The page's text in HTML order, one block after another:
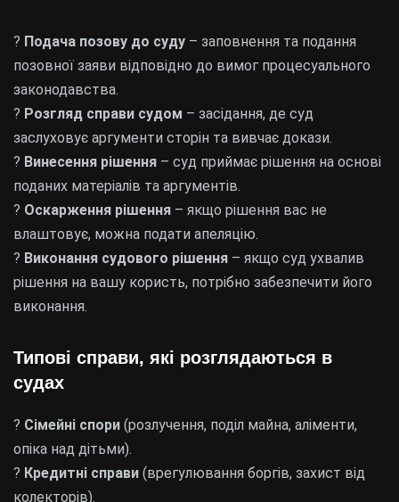
? Подача позову до суду – заповнення та подання
позовної заяви відповідно до вимог процесуального
законодавства.
? Розгляд справи судом – засідання, де суд
заслуховує аргументи сторін та вивчає докази.
? Винесення рішення – суд приймає рішення на основі
поданих матеріалів та аргументів.
? Оскарження рішення – якщо рішення вас не
влаштовує, можна подати апеляцію.
? Виконання судового рішення – якщо суд ухвалив
рішення на вашу користь, потрібно забезпечити його
виконання.
Типові справи, які розглядаються в
судах
? Сімейні спори (розлучення, поділ майна, аліменти,
опіка над дітьми).
? Кредитні справи (врегулювання боргів, захист від
колекторів).